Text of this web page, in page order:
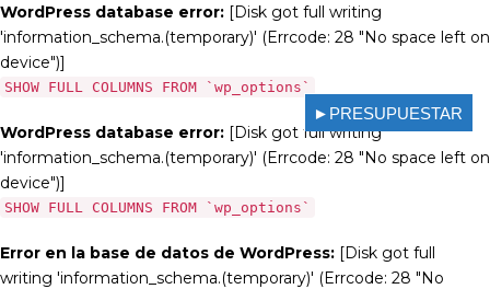
WordPress database error: [Disk got full writing
'information_schema.(temporary)' (Errcode: 28 "No space left on
device")]
SHOW FULL COLUMNS FROM `wp_options`
WordPress database error: [Disk got full writing
'information_schema.(temporary)' (Errcode: 28 "No space left on
device")]
SHOW FULL COLUMNS FROM `wp_options`
Error en la base de datos de WordPress: [Disk got full
writing 'information_schema.(temporary)' (Errcode: 28 "No
►PRESUPUESTAR